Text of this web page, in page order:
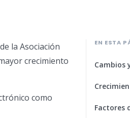
la Asociación
crecimiento
como
EN ESTA
Cambios
Factores